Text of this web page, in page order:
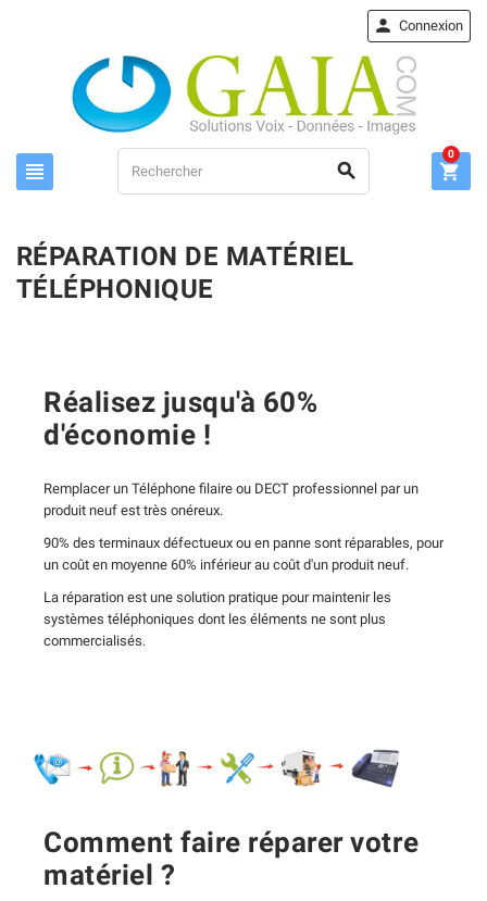
 
 Connexion

0
RÉPARATION DE MATÉRIEL
TÉLÉPHONIQUE
Réalisez jusqu'à 60%
d'économie !
Remplacer un Téléphone filaire ou DECT professionnel par un
produit neuf est très onéreux.
90% des terminaux défectueux ou en panne sont réparables, pour
un coût en moyenne 60% inférieur au coût d'un produit neuf.
La réparation est une solution pratique pour maintenir les
systèmes téléphoniques dont les éléments ne sont plus
commercialisés.
Comment faire réparer votre
matériel ?